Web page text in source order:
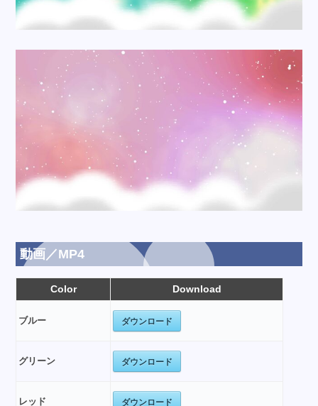
動画／MP4
Color Download
ブルー ダウンロード
グリーン ダウンロード
レッド ダウンロード